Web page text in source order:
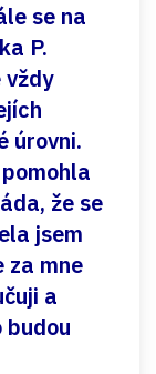
se na
P.
vždy
úrovni.
že se
jsem
za mne
a
budou